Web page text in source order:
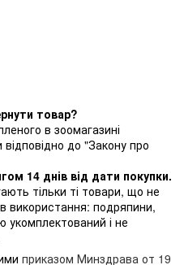
товар?
в зоомагазині
відповідно до "Закону про
14 днів від дати покупки.
тільки ті товари, що не
використання: подряпини,
укомплектований і не
приказом Минздрава от 19